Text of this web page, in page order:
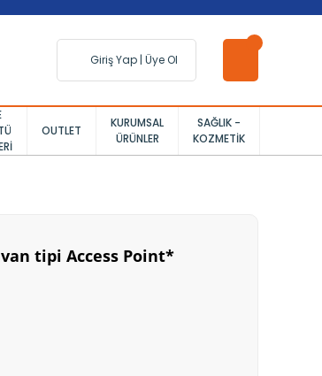
Giriş Yap | Üye Ol
OUTLET
KURUMSAL
ÜRÜNLER
SAĞLIK -
KOZMETIK
tipi Access Point*